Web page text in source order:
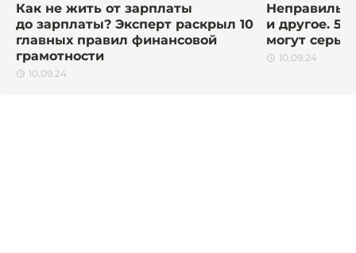
Как не жить от зарплаты
до зарплаты? Эксперт раскрыл 10
главных правил финансовой
грамотности
10.09.24
и другое. 5
могут
10.09.24